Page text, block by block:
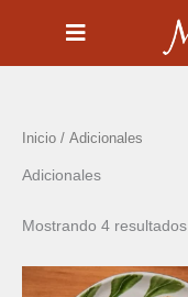
Inicio / Adicionales
Adicionales
Mostrando 4 resultados